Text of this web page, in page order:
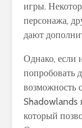
игры.
персонажа,
дают
Однако, если
попробовать
возможность
Shadowlands
который